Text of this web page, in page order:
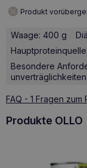
Produkt
Waage: 400 g
Besondere
unverträglichkeiten
FAQ - 1 Fragen zum
Produkte OLLO